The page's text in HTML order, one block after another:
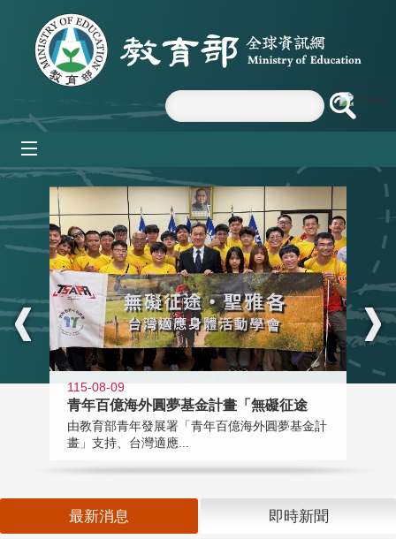
跳到主要內容區塊
:::
115-08-09
青年百億海外圓夢基金計畫「無礙征途
由教育部青年發展署「青年百億海外圓夢基金計
畫」支持、台灣適應...
最新消息 即時新聞